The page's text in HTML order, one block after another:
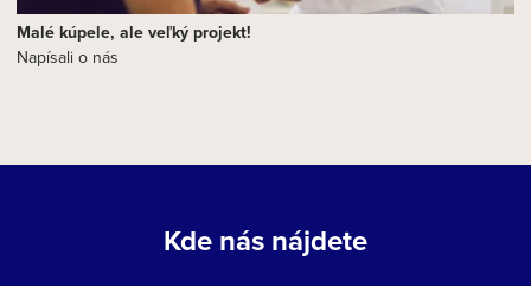
Malé kúpele, ale veľký projekt!
Napísali o nás
Kde nás nájdete